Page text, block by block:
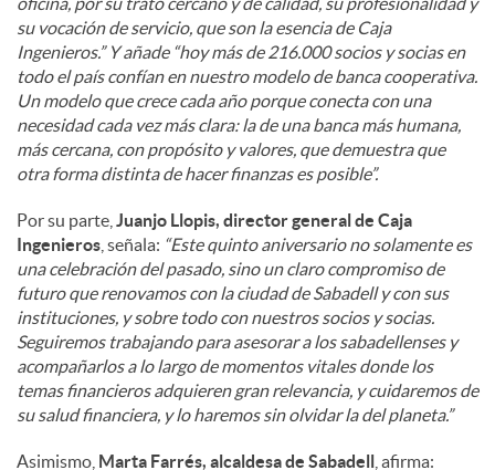
su vocación de servicio, que son la esencia de Caja
Ingenieros.” Y añade “hoy más de 216.000 socios y socias en
todo el país confían en nuestro modelo de banca cooperativa.
Un modelo que crece cada año porque conecta con una
necesidad cada vez más clara: la de una banca más humana,
más cercana, con propósito y valores, que demuestra que
otra forma distinta de hacer finanzas es posible”.
Por su parte, Juanjo Llopis, director general de Caja
Ingenieros , señala: “Este quinto aniversario no solamente es
una celebración del pasado, sino un claro compromiso de
futuro que renovamos con la ciudad de Sabadell y con sus
instituciones, y sobre todo con nuestros socios y socias.
Seguiremos trabajando para asesorar a los sabadellenses y
acompañarlos a lo largo de momentos vitales donde los
temas financieros adquieren gran relevancia, y cuidaremos de
su salud financiera, y lo haremos sin olvidar la del planeta.”
Asimismo, Marta Farrés, alcaldesa de Sabadell , afirma: